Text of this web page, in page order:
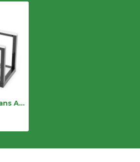
Aynalı Denge Balans Alk2519